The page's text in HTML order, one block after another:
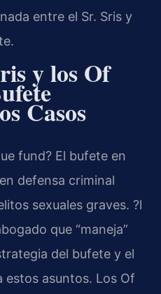
entre el Sr. Sris y
y los Of
Casos
fund? El bufete en
defensa criminal
sexuales graves. ?l
que “maneja”
del bufete y el
estos asuntos. Los Of